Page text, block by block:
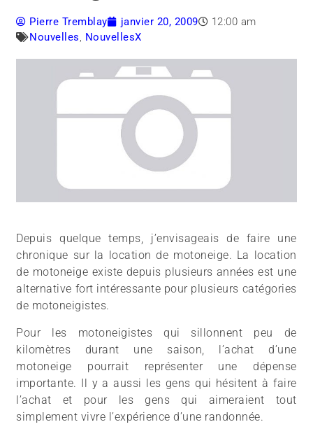
Pierre Tremblay janvier 20, 2009
12:00 am
Nouvelles, NouvellesX
Depuis quelque temps, j’envisageais de faire une
chronique sur la location de motoneige. La location
de motoneige existe depuis plusieurs années est une
alternative fort intéressante pour plusieurs catégories
de motoneigistes.
Pour les motoneigistes qui sillonnent peu de
kilomètres durant une saison, l’achat d’une
motoneige pourrait représenter une dépense
importante. Il y a aussi les gens qui hésitent à faire
l’achat et pour les gens qui aimeraient tout
simplement vivre l’expérience d’une randonnée.